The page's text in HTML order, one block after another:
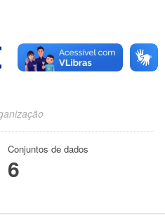
Conjuntos de dados
6